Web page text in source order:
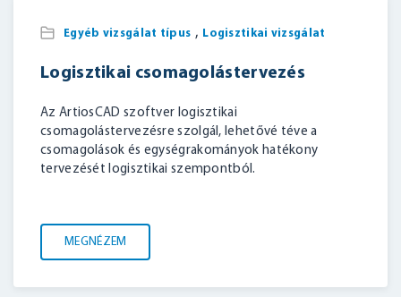
Egyéb vizsgálat típus , Logisztikai vizsgálat
Logisztikai csomagolástervezés
Az ArtiosCAD szoftver logisztikai
csomagolástervezésre szolgál, lehetővé téve a
csomagolások és egységrakományok hatékony
tervezését logisztikai szempontból.
MEGNÉZEM